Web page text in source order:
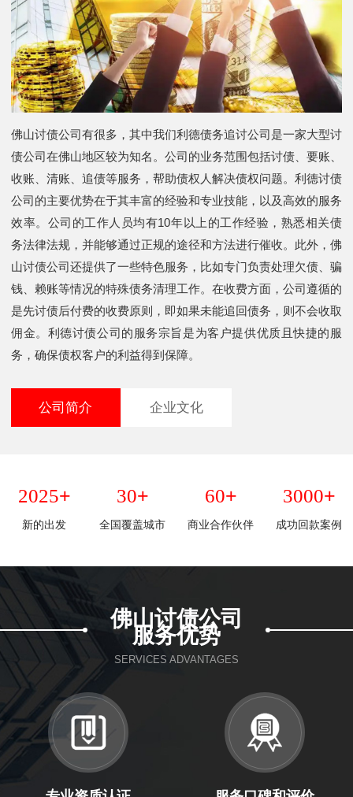
佛山讨债公司有很多，其中我们利德债务追讨公司是一家大型讨
债公司在佛山地区较为知名。公司的业务范围包括讨债、要账、
收账、清账、追债等服务，帮助债权人解决债权问题。利德讨债
公司的主要优势在于其丰富的经验和专业技能，以及高效的服务
效率。公司的工作人员均有10年以上的工作经验，熟悉相关债
务法律法规，并能够通过正规的途径和方法进行催收。此外，佛
山讨债公司还提供了一些特色服务，比如专门负责处理欠债、骗
钱、赖账等情况的特殊债务清理工作。在收费方面，公司遵循的
是先讨债后付费的收费原则，即如果未能追回债务，则不会收取
佣金。利德讨债公司的服务宗旨是为客户提供优质且快捷的服
务，确保债权客户的利益得到保障。
公司简介 企业文化
2025+
新的出发
30+
全国覆盖城市
60+
商业合作伙伴
3000+
成功回款案例
佛山讨债公司
服务优势
SERVICES ADVANTAGES